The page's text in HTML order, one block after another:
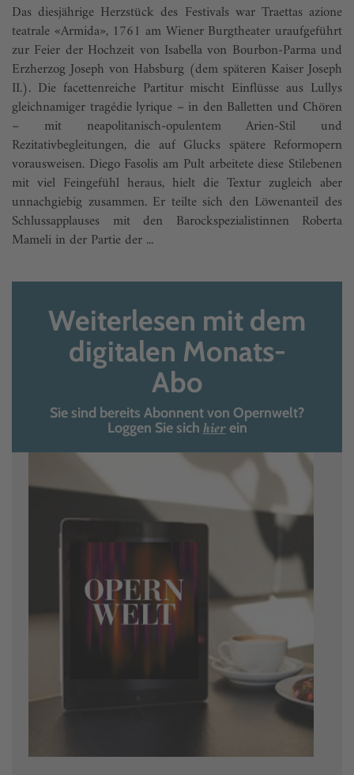
Das diesjährige Herzstück des Festivals war Traettas azione
teatrale «Armida», 1761 am Wiener Burgtheater uraufgeführt
zur Feier der Hochzeit von Isabella von Bourbon-Parma und
Erzherzog Joseph von Habsburg (dem späteren Kaiser Joseph
II.). Die facettenreiche Partitur mischt Einflüsse aus Lullys
gleichnamiger tragédie lyrique – in den Balletten und Chören
– mit neapolitanisch-opulentem Arien-Stil und
Rezitativbegleitungen, die auf Glucks spätere Reformopern
vorausweisen. Diego Fasolis am Pult arbeitete diese Stilebenen
mit viel Feingefühl heraus, hielt die Textur zugleich aber
unnachgiebig zusammen. Er teilte sich den Löwenanteil des
Schlussapplauses mit den Barockspezialistinnen Roberta
Mameli in der Partie der ...
Weiterlesen mit dem
digitalen Monats-
Abo
Sie sind bereits Abonnent von Opernwelt?
Loggen Sie sich hierein